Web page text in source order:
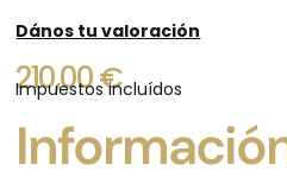
Dános tu valoración
210,00€
Impuestos incluídos